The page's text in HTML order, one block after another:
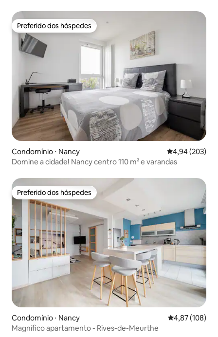
Preferido dos hóspedes
Preferido dos hóspedes
Condomínio ⋅ Nancy 4,94 de uma
4,94 (203)
Domine a cidade! Nancy centro 110 m² e varandas
Preferido dos hóspedes
Preferido dos hóspedes
Condomínio ⋅ Nancy 4,87 de uma
4,87 (108)
Magnífico apartamento - Rives-de-Meurthe